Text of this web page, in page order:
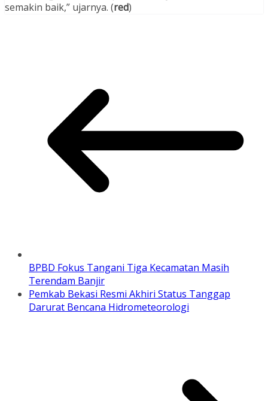
semakin baik,” ujarnya. (red)
BPBD Fokus Tangani Tiga Kecamatan Masih
Terendam Banjir
Pemkab Bekasi Resmi Akhiri Status Tanggap
Darurat Bencana Hidrometeorologi